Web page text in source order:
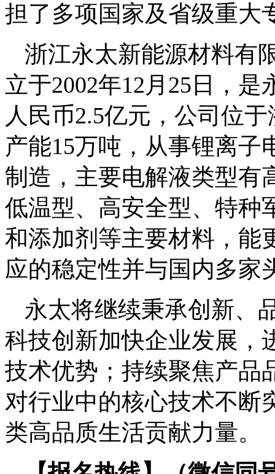
担了多项国家及省级重大
浙江永太新能源材料有
立于2002年12月25日，
人民币2.5亿元，公司位
产能15万吨，从事锂离子
制造，主要电解液类型有
低温型、高安全型、特种
和添加剂等主要材料，能
应的稳定性并与国内多家
永太将继续秉承创新、
科技创新加快企业发展，
技术优势；持续聚焦产品
对行业中的核心技术不断
类高品质生活贡献力量。